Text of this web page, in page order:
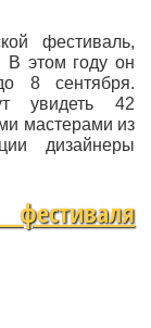
фестиваль,
В этом году он
8 сентября.
увидеть 42
мастерами из
дизайнеры